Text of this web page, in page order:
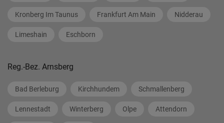
Kronberg Im Taunus Frankfurt Am Main Nidderau
Limeshain Eschborn
Reg.-Bez. Arnsberg
Bad Berleburg Kirchhundem Schmallenberg
Lennestadt Winterberg Olpe Attendorn